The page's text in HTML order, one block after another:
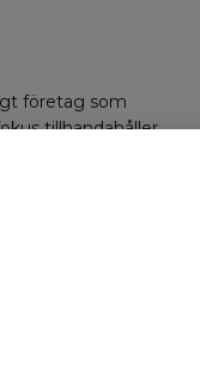
företag som
tillhandahåller